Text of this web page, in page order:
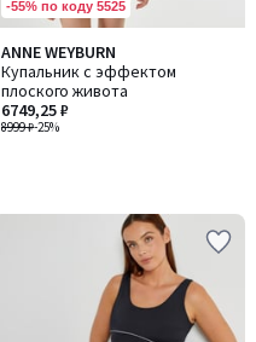
-55% по коду 5525
ANNE WEYBURN
Купальник с эффектом
плоского живота
8999 ₽-25%
6749,25 ₽